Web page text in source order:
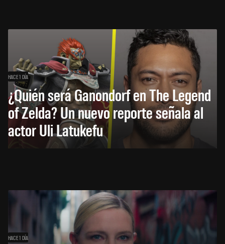
HACE 1 DÍA
¿Quién será Ganondorf en The Legend
of Zelda? Un nuevo reporte señala al
actor Uli Latukefu
HACE 1 DÍA